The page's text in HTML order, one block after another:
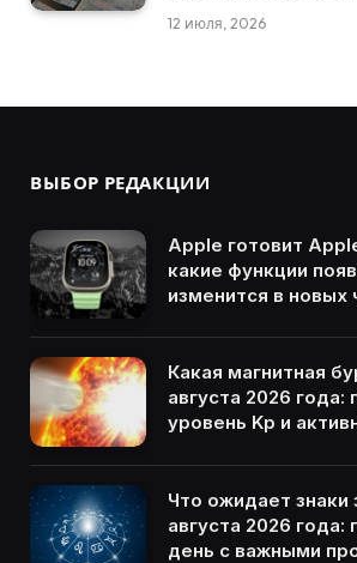
12 июля, 2026
ВЫБОР РЕДАКЦИИ
Apple готовит
какие функции
изменится в новых
Какая магнитная
августа 2026 года:
уровень Kp и
Что ожидает знаки
августа 2026 года:
день с важными